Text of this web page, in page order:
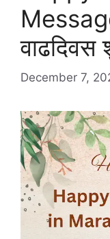
December 7,